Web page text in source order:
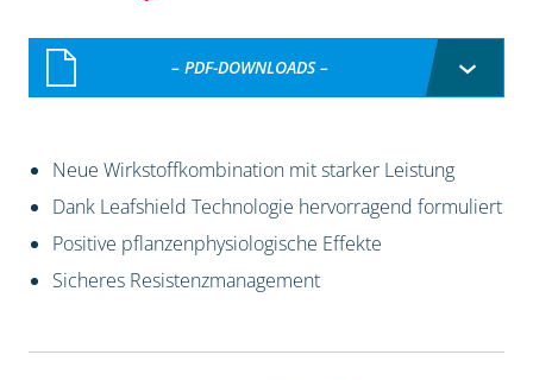
– PDF-DOWNLOADS –
Neue Wirkstoffkombination mit starker Leistung
Dank Leafshield Technologie hervorragend formuliert
Positive pflanzenphysiologische Effekte
Sicheres Resistenzmanagement